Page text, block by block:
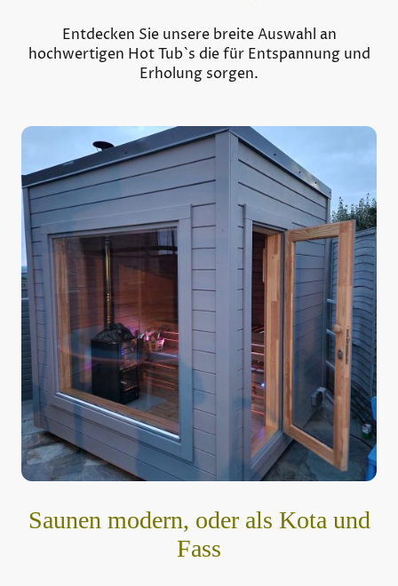
Entdecken Sie unsere breite Auswahl an
hochwertigen Hot Tub`s die für Entspannung und
Erholung sorgen.
Saunen modern, oder als Kota und
Fass